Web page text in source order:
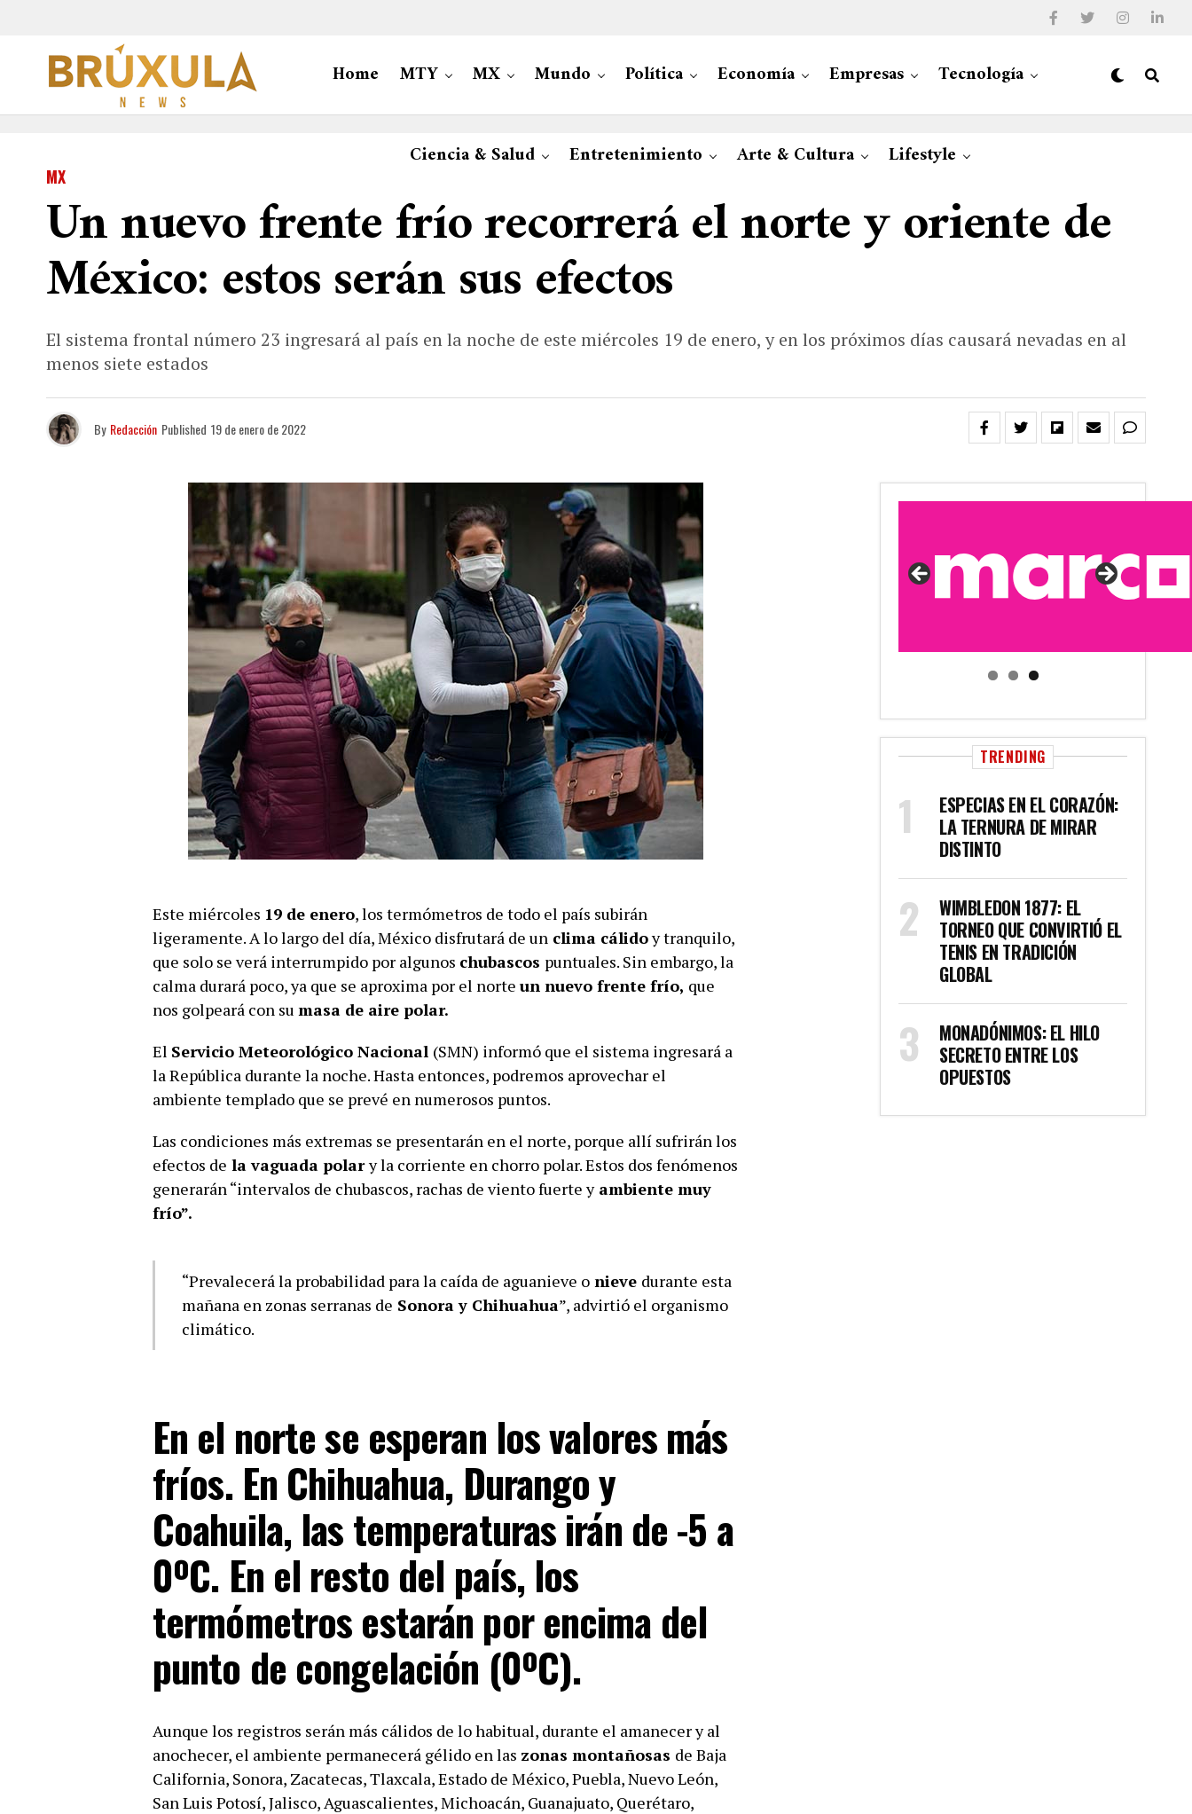
Home MTY MX Mundo Política Economía Empresas Tecnología
Ciencia & Salud Entretenimiento Arte & Cultura Lifestyle
MX
Un nuevo frente frío recorrerá el norte y oriente de
México: estos serán sus efectos
El sistema frontal número 23 ingresará al país en la noche de este miércoles 19 de enero, y en los próximos días causará nevadas en al
menos siete estados
By Redacción Published 19 de enero de 2022
Este miércoles 19 de enero, los termómetros de todo el país subirán
ligeramente. A lo largo del día, México disfrutará de un clima cálidoy tranquilo,
que solo se verá interrumpido por algunos chubascos puntuales. Sin embargo, la
calma durará poco, ya que se aproxima por el norte un nuevo frente frío, que
nos golpeará con su masa de aire polar.
El Servicio Meteorológico Nacional (SMN) informó que el sistema ingresará a
la República durante la noche. Hasta entonces, podremos aprovechar el
ambiente templado que se prevé en numerosos puntos.
Las condiciones más extremas se presentarán en el norte, porque allí sufrirán los
efectos de la vaguada polary la corriente en chorro polar. Estos dos fenómenos
generarán “intervalos de chubascos, rachas de viento fuerte yambiente muy
frío”.
“Prevalecerá la probabilidad para la caída de aguanieve o nieve durante esta
mañana en zonas serranas de Sonora y Chihuahua”, advirtió el organismo
climático.
En el norte se esperan los valores más
fríos. En Chihuahua, Durango y
Coahuila, las temperaturas irán de -5 a
0ºC. En el resto del país, los
termómetros estarán por encima del
punto de congelación (0ºC).
Aunque los registros serán más cálidos de lo habitual, durante el amanecer y al
anochecer, el ambiente permanecerá gélido en las zonas montañosas de Baja
California, Sonora, Zacatecas, Tlaxcala, Estado de México, Puebla, Nuevo León,
San Luis Potosí, Jalisco, Aguascalientes, Michoacán, Guanajuato, Querétaro,
TRENDING
ESPECIAS EN EL CORAZÓN:
LA TERNURA DE MIRAR
DISTINTO
WIMBLEDON 1877: EL
TORNEO QUE CONVIRTIÓ EL
TENIS EN TRADICIÓN
GLOBAL
MONADÓNIMOS: EL HILO
SECRETO ENTRE LOS
OPUESTOS